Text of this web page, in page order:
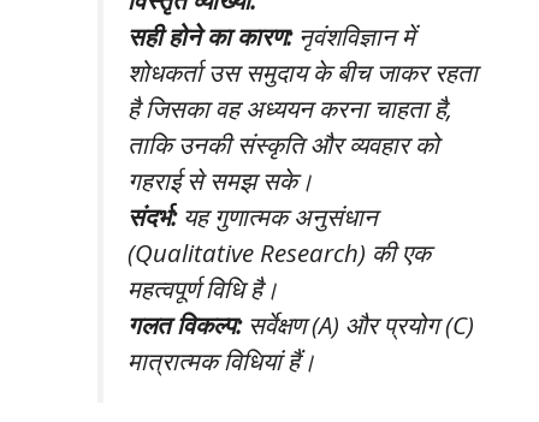
सही होने का कारण:नृवंशविज्ञान में
शोधकर्ता उस समुदाय के बीच जाकर रहता
है जिसका वह अध्ययन करना चाहता है,
ताकि उनकी संस्कृति और व्यवहार को
गहराई से समझ सके।
संदर्भ:यह गुणात्मक अनुसंधान
(Qualitative Research) की एक
महत्वपूर्ण विधि है।
गलत विकल्प:सर्वेक्षण (A) और प्रयोग (C)
मात्रात्मक विधियां हैं।